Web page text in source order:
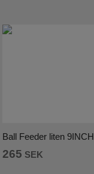
Ball Feeder liten 9INCH
265 SEK